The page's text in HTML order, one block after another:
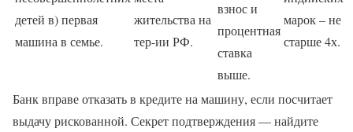
детей в) первая
машина в семье.
жительства на
тер-ии РФ.
взнос и
процентная
ставка
выше.
марок – не
старше 4х.
Банк вправе отказать в кредите на машину, если посчитает
выдачу рискованной. Секрет подтверждения — найдите